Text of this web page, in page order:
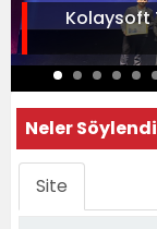
Kolaysoft
Neler
Site